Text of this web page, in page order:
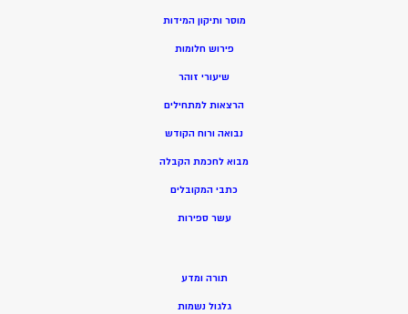
מוסר ותיקון המידות
פירוש חלומות
שיעורי זוהר
הרצאות למתחילים
נבואה ורוח הקודש
מבוא לחכמת הקבלה
כתבי המקובלים
עשר ספירות
תורה ומדע
גלגול נשמות